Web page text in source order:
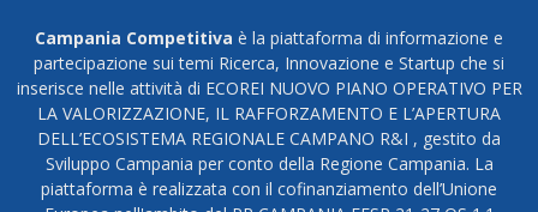
Campania Competitiva è la piattaforma di informazione e
partecipazione sui temi Ricerca, Innovazione e Startup che si
inserisce nelle attività di ECOREI NUOVO PIANO OPERATIVO PER
LA VALORIZZAZIONE, IL RAFFORZAMENTO E L’APERTURA
DELL’ECOSISTEMA REGIONALE CAMPANO R&I , gestito da
Sviluppo Campania per conto della Regione Campania. La
piattaforma è realizzata con il cofinanziamento dell’Unione